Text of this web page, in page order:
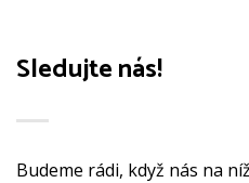
Sledujte nás!
Budeme rádi, když nás na